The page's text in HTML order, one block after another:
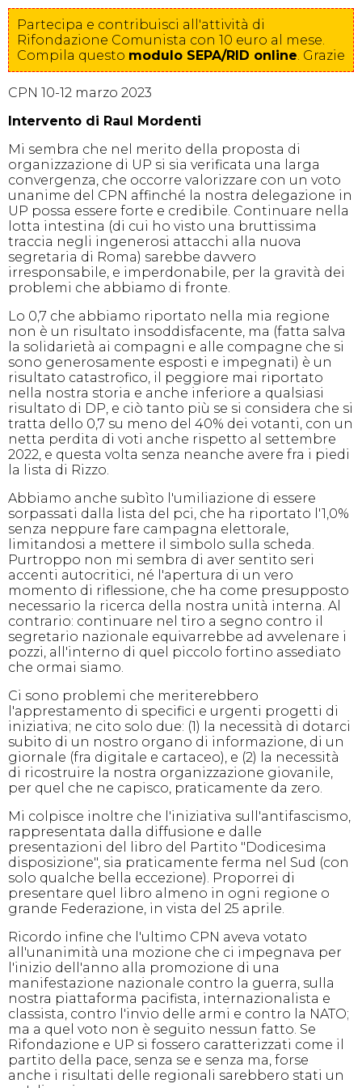
Partecipa e contribuisci all'attività di
Rifondazione Comunista con 10 euro al mese.
Compila questo modulo SEPA/RID online. Grazie
CPN 10-12 marzo 2023
Intervento di Raul Mordenti
Mi sembra che nel merito della proposta di
organizzazione di UP si sia verificata una larga
convergenza, che occorre valorizzare con un voto
unanime del CPN affinché la nostra delegazione in
UP possa essere forte e credibile. Continuare nella
lotta intestina (di cui ho visto una bruttissima
traccia negli ingenerosi attacchi alla nuova
segretaria di Roma) sarebbe davvero
irresponsabile, e imperdonabile, per la gravità dei
problemi che abbiamo di fronte.
Lo 0,7 che abbiamo riportato nella mia regione
non è un risultato insoddisfacente, ma (fatta salva
la solidarietà ai compagni e alle compagne che si
sono generosamente esposti e impegnati) è un
risultato catastrofico, il peggiore mai riportato
nella nostra storia e anche inferiore a qualsiasi
risultato di DP, e ciò tanto più se si considera che si
tratta dello 0,7 su meno del 40% dei votanti, con un
netta perdita di voti anche rispetto al settembre
2022, e questa volta senza neanche avere fra i piedi
la lista di Rizzo.
Abbiamo anche subìto l'umiliazione di essere
sorpassati dalla lista del pci, che ha riportato l'1,0%
senza neppure fare campagna elettorale,
limitandosi a mettere il simbolo sulla scheda.
Purtroppo non mi sembra di aver sentito seri
accenti autocritici, né l'apertura di un vero
momento di riflessione, che ha come presupposto
necessario la ricerca della nostra unità interna. Al
contrario: continuare nel tiro a segno contro il
segretario nazionale equivarrebbe ad avvelenare i
pozzi, all'interno di quel piccolo fortino assediato
che ormai siamo.
Ci sono problemi che meriterebbero
l'apprestamento di specifici e urgenti progetti di
iniziativa; ne cito solo due: (1) la necessità di dotarci
subito di un nostro organo di informazione, di un
giornale (fra digitale e cartaceo), e (2) la necessità
di ricostruire la nostra organizzazione giovanile,
per quel che ne capisco, praticamente da zero.
Mi colpisce inoltre che l'iniziativa sull'antifascismo,
rappresentata dalla diffusione e dalle
presentazioni del libro del Partito "Dodicesima
disposizione", sia praticamente ferma nel Sud (con
solo qualche bella eccezione). Proporrei di
presentare quel libro almeno in ogni regione o
grande Federazione, in vista del 25 aprile.
Ricordo infine che l'ultimo CPN aveva votato
all'unanimità una mozione che ci impegnava per
l'inizio dell'anno alla promozione di una
manifestazione nazionale contro la guerra, sulla
nostra piattaforma pacifista, internazionalista e
classista, contro l'invio delle armi e contro la NATO;
ma a quel voto non è seguito nessun fatto. Se
Rifondazione e UP si fossero caratterizzati come il
partito della pace, senza se e senza ma, forse
anche i risultati delle regionali sarebbero stati un